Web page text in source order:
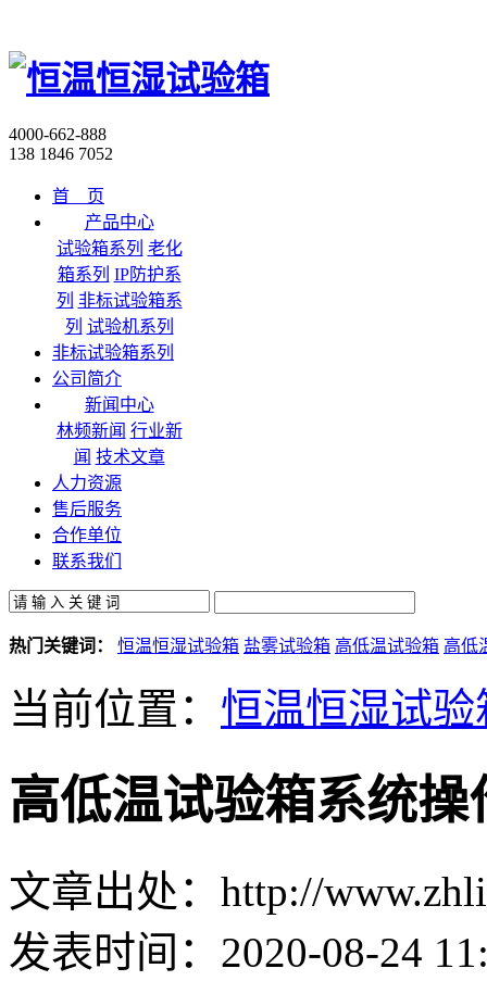
4000-662-888
138 1846 7052
首 页
产品中心
试验箱系列 老化
箱系列 IP防护系
列 非标试验箱系
列 试验机系列
非标试验箱系列
公司简介
新闻中心
林频新闻 行业新
闻 技术文章
人力资源
售后服务
合作单位
联系我们
热门关键词： 恒温恒湿试验箱 盐雾试验箱 高低温试验箱 高低
当前位置： 恒温恒湿试验
高低温试验箱系统
文章出处：http://
发表时间：2020-08-24